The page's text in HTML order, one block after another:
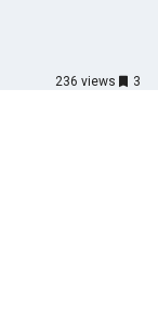
236 views 3